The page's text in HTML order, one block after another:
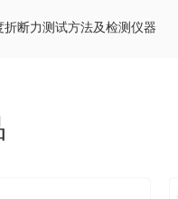
断力测试方法及检测仪器